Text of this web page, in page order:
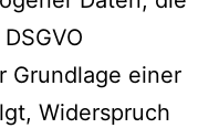
Grundlage einer
Widerspruch